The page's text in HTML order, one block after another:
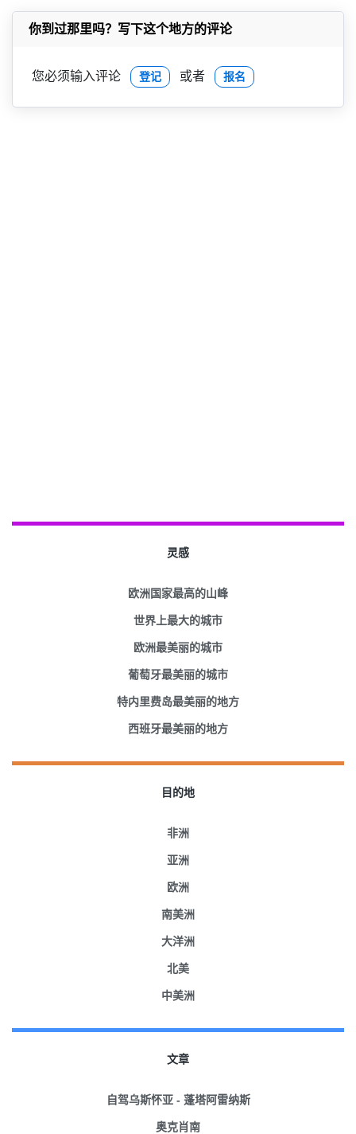
你到过那里吗？写下这个地方的评论
您必须输入评论 登记 或者 报名
灵感
欧洲国家最高的山峰
世界上最大的城市
欧洲最美丽的城市
葡萄牙最美丽的城市
特内里费岛最美丽的地方
西班牙最美丽的地方
目的地
非洲
亚洲
欧洲
南美洲
大洋洲
北美
中美洲
文章
自驾乌斯怀亚 - 蓬塔阿雷纳斯
奥克肖南